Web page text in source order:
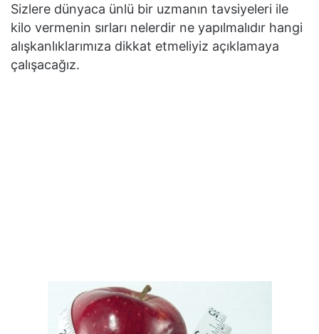
Sizlere dünyaca ünlü bir uzmanın tavsiyeleri ile
kilo vermenin sırları nelerdir ne yapılmalıdır hangi
alışkanlıklarımıza dikkat etmeliyiz açıklamaya
çalışacağız.